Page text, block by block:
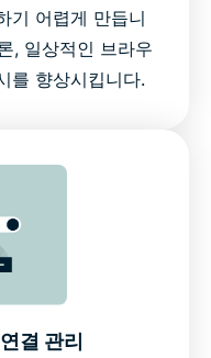
기 어렵게 만듭니
, 일상적인 브라우
를 향상시킵니다.
결 관리